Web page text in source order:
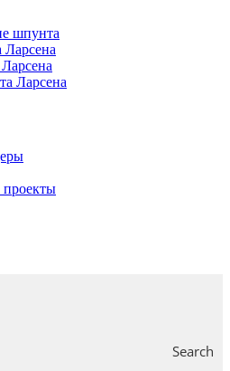
шпунта
Ларсена
проекты
Search